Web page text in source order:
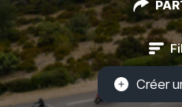
Créer